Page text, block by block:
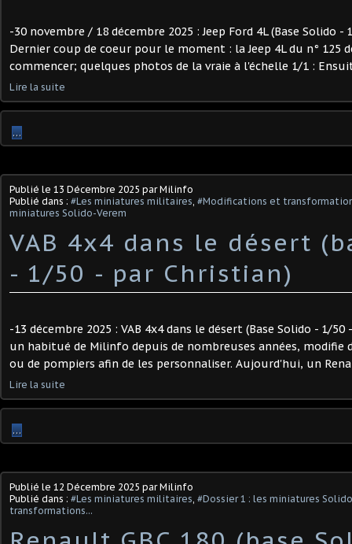
-30 novembre / 18 décembre 2025 : Jeep Ford 4L (Base Solido -
Dernier coup de coeur pour le moment : la Jeep 4L du n° 125
commencer; quelques photos de la vraie à l'échelle 1/1 :
Lire la suite
…
Publié le 13 Décembre 2025 par Milinfo
Publié dans : #Les miniatures militaires, #Modifications et
miniatures Solido-Verem
VAB 4x4 dans le désert
- 1/50 - par Christian)
-13 décembre 2025 : VAB 4x4 dans le désert (Base Solido - 1/
un habitué de Milinfo depuis de nombreuses années, modifie
ou de pompiers afin de les personnaliser. Aujourd'hui, un
Lire la suite
…
Publié le 12 Décembre 2025 par Milinfo
Publié dans : #Les miniatures militaires, #Dossier 1 : les miniatures
transformations...